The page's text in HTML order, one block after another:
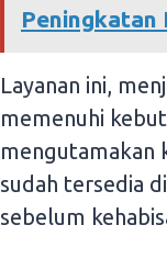
Peningkatan
Layanan ini,
memenuhi
mengutamakan
sudah tersedia
sebelum